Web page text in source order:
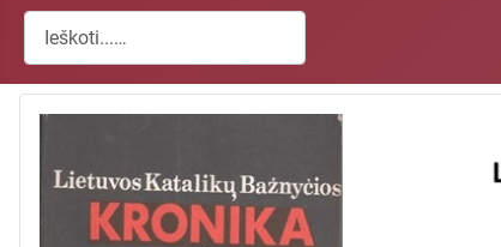
Paieška